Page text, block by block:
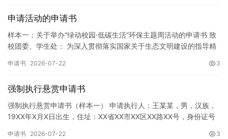
申请活动的申请书
样本一：关于举办“绿动校园·低碳生活”环保主题周活动的申请书 致
校团委、学生处： 为深入贯彻落实国家关于生态文明建设的指导精
申请书 2026-07-22 3
强制执行悬赏申请书
强制执行悬赏申请书（样本一） 申请执行人：王某某，男，汉族，
19XX年X月X日出生，住址：XX省XX市XX区XX路XX号，身份证号
申请书 2026-07-22 3